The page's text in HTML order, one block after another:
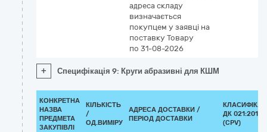
адреса складу
визначається
покупцем у заявці на
поставку Товару
по 31-08-2026
+ Специфікація 9: Круги абразивні для КШМ
КОНКРЕТНА
НАЗВА
ПРЕДМЕТА
ЗАКУПІВЛІ
КІЛЬКІСТЬ
/
ОД.ВИМІРУ
АДРЕСА ДОСТАВКИ /
ПЕРІОД ДОСТАВКИ
ДК 021:2015
(CPV)